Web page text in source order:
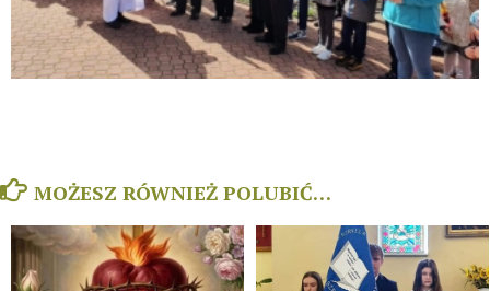
MOŻESZ RÓWNIEŻ POLUBIĆ…